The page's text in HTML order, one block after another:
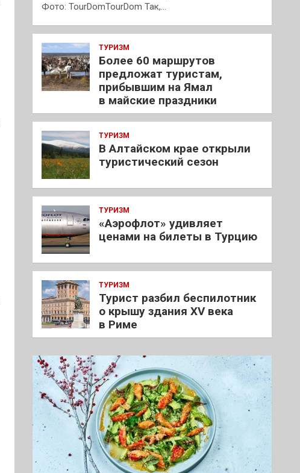
Фото: TourDomTourDom Так,…
ТУРИЗМ
Более 60 маршрутов
предложат туристам,
прибывшим на Ямал
в майские праздники
ТУРИЗМ
В Алтайском крае открыли
туристический сезон
ТУРИЗМ
«Аэрофлот» удивляет
ценами на билеты в Турцию
ТУРИЗМ
Турист разбил беспилотник
о крышу здания XV века
в Риме